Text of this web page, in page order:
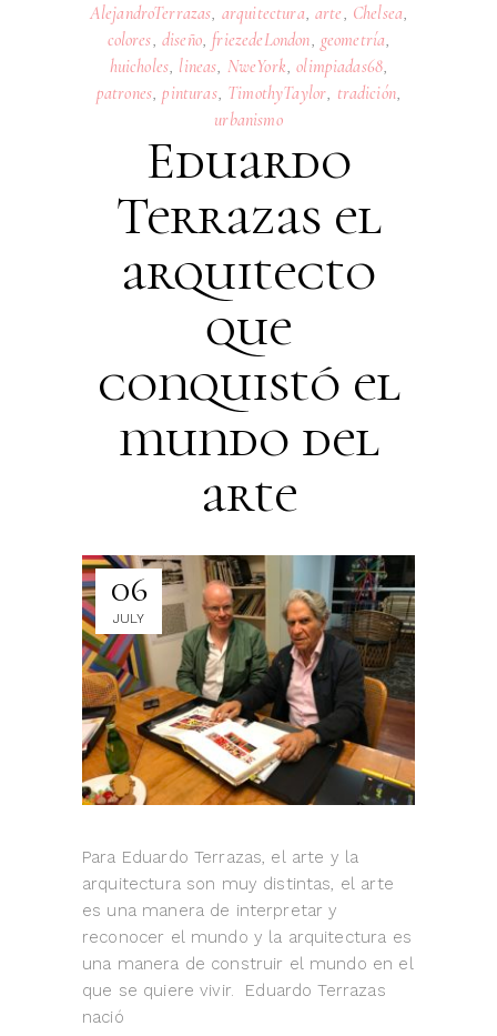
AlejandroTerrazas arquitectura ,arte Chelsea
colores diseño, friezedeLondon geometría
huicholes lineas NweYork ,olimpiadas68
patrones ,pinturas, TimothyTaylor tradición,
urbanismo
Eduardo
Terrazas el
arquitecto
que
conquistó el
mundo del
arte
06
JULY
Para Eduardo Terrazas, el arte y la
arquitectura son muy distintas, el arte
es una manera de interpretar y
reconocer el mundo y la arquitectura es
una manera de construir el mundo en el
que se quiere vivir. Eduardo Terrazas
nació